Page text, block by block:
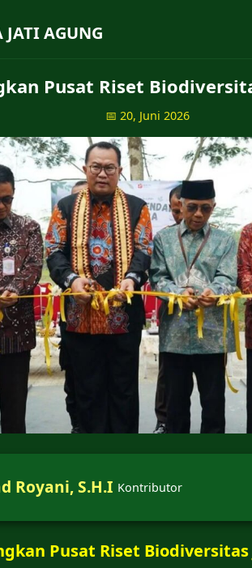
AGUNG
Pusat Riset
📅 20, Juni 2026
Royani, S.H.I Kontributor
Pusat Riset